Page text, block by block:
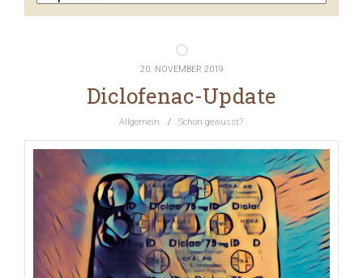
20. NOVEMBER 2019
Diclofenac-Update
Allgemein / Schon gewusst?